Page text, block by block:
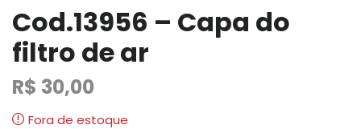
Cod.13956 – Capa do
filtro de ar
R$ 30,00
Fora de estoque